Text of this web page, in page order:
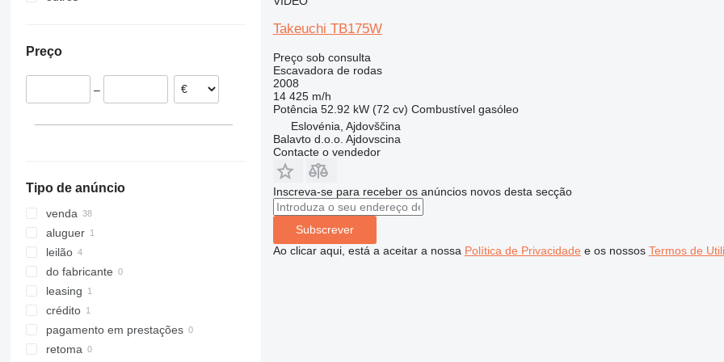
República Checa
Eslovénia
Preço
–
Tipo de anúncio
venda
aluguer
leilão
do fabricante
leasing
crédito
pagamento em prestações
retoma
Takeuchi TB175W
Preço sob consulta
Escavadora de rodas
2008
14 425 m/h
Potência 52.92 kW (72 cv) Combustível gasóleo
Eslovénia, Ajdovščina
Balavto d.o.o. Ajdovscina
Contacte o vendedor
Inscreva-se para receber os anúncios novos desta secção
Subscrever
Ao clicar aqui, está a aceitar a nossa Política de Privacidade e os nossos Termos de